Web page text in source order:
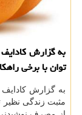
به گزارش
توان با برخی
به گزارش
مثبت زندگی نظیر